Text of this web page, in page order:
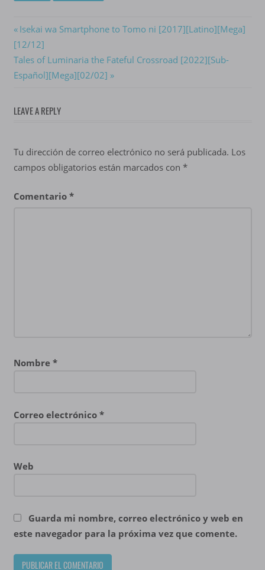
Navegación
de
entradas
Previous
Post:
Isekai wa Smartphone to Tomo ni [2017][Latino][Mega]
[12/12]
Next
Post:
Tales of Luminaria the Fateful Crossroad [2022][Sub-
Español][Mega][02/02]
LEAVE A REPLY
Tu dirección de correo electrónico no será publicada. Los
campos obligatorios están marcados con *
Comentario *
Nombre *
Correo electrónico *
Web
Guarda mi nombre, correo electrónico y web en
este navegador para la próxima vez que comente.